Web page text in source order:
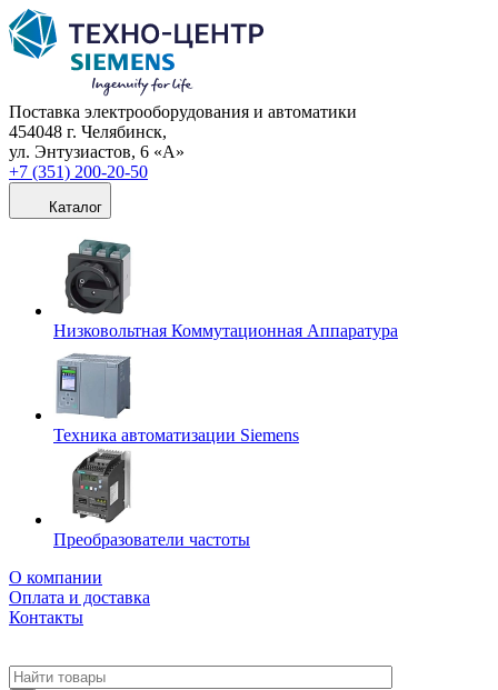
Поставка электрооборудования и автоматики
454048 г. Челябинск,
ул. Энтузиастов, 6 «А»
+7 (351) 200-20-50
Каталог
Низковольтная Коммутационная Аппаратура
Техника автоматизации Siemens
Преобразователи частоты
О компании
Оплата и доставка
Контакты